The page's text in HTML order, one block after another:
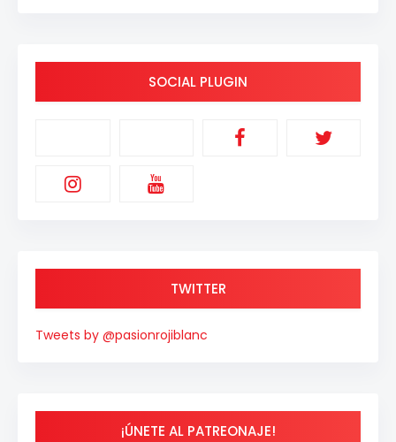
SOCIAL PLUGIN
TWITTER
Tweets by @pasionrojiblanc
¡ÚNETE AL PATREONAJE!